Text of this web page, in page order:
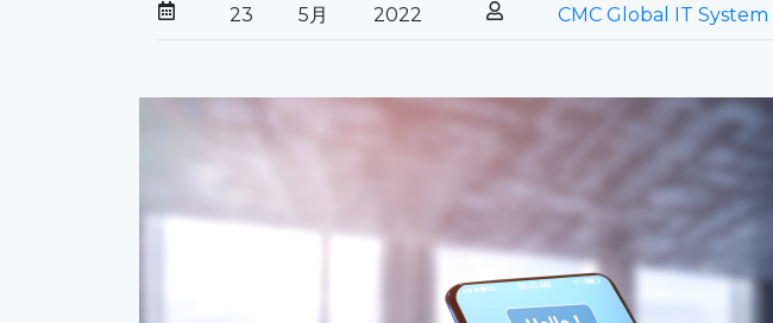
23
5月 2022 CMC Global IT System